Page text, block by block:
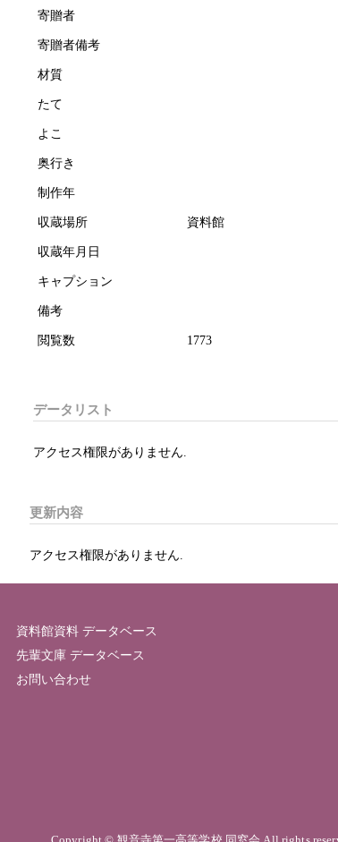
寄贈者
寄贈者備考
材質
たて
よこ
奥行き
制作年
収蔵場所 資料館
収蔵年月日
キャプション
備考
閲覧数 1773
データリスト
アクセス権限がありません.
更新内容
アクセス権限がありません.
資料館資料 データベース
先輩文庫 データベース
お問い合わせ